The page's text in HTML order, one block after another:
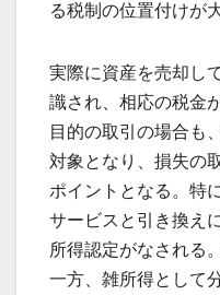
る税制の位置付けが
実際に資産を売却し
識され、相応の税金
目的の取引の場合も
対象となり、損失の
ポイントとなる。特
サービスと引き換え
所得認定がなされる
一方、雑所得として